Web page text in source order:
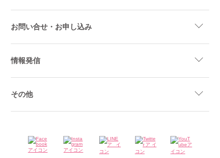
お問い合せ・お申し込み
情報発信
その他